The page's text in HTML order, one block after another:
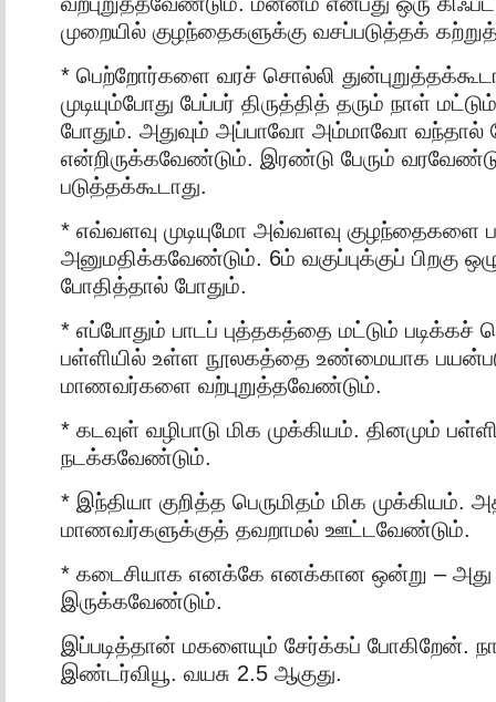
முறையில் குழந்தைகளுக்கு வசப்படுத்தக்
* பெற்றோர்களை வரச் சொல்லி
முடியும்போது பேப்பர் திருத்தித் தரும் நாள்
போதும். அதுவும் அப்பாவோ அம்மாவோ வந்தால்
என்றிருக்கவேண்டும். இரண்டு பேரும்
படுத்தக்கூடாது.
* எவ்வளவு முடியுமோ அவ்வளவு குழந்தைகளை
அனுமதிக்கவேண்டும். 6ம் வகுப்புக்குப் பிறகு
போதித்தால் போதும்.
* எப்போதும் பாடப் புத்தகத்தை மட்டும்
பள்ளியில் உள்ள நூலகத்தை உண்மையாக
மாணவர்களை வற்புறுத்தவேண்டும்.
* கடவுள் வழிபாடு மிக முக்கியம். தினமும்
நடக்கவேண்டும்.
* இந்தியா குறித்த பெருமிதம் மிக முக்கியம்.
மாணவர்களுக்குத் தவறாமல் ஊட்டவேண்டும்.
* கடைசியாக எனக்கே எனக்கான ஒன்று – அது
இருக்கவேண்டும்.
இப்படித்தான் மகளையும் சேர்க்கப் போகிறேன்.
இண்டர்வியூ. வயசு 2.5 ஆகுது.